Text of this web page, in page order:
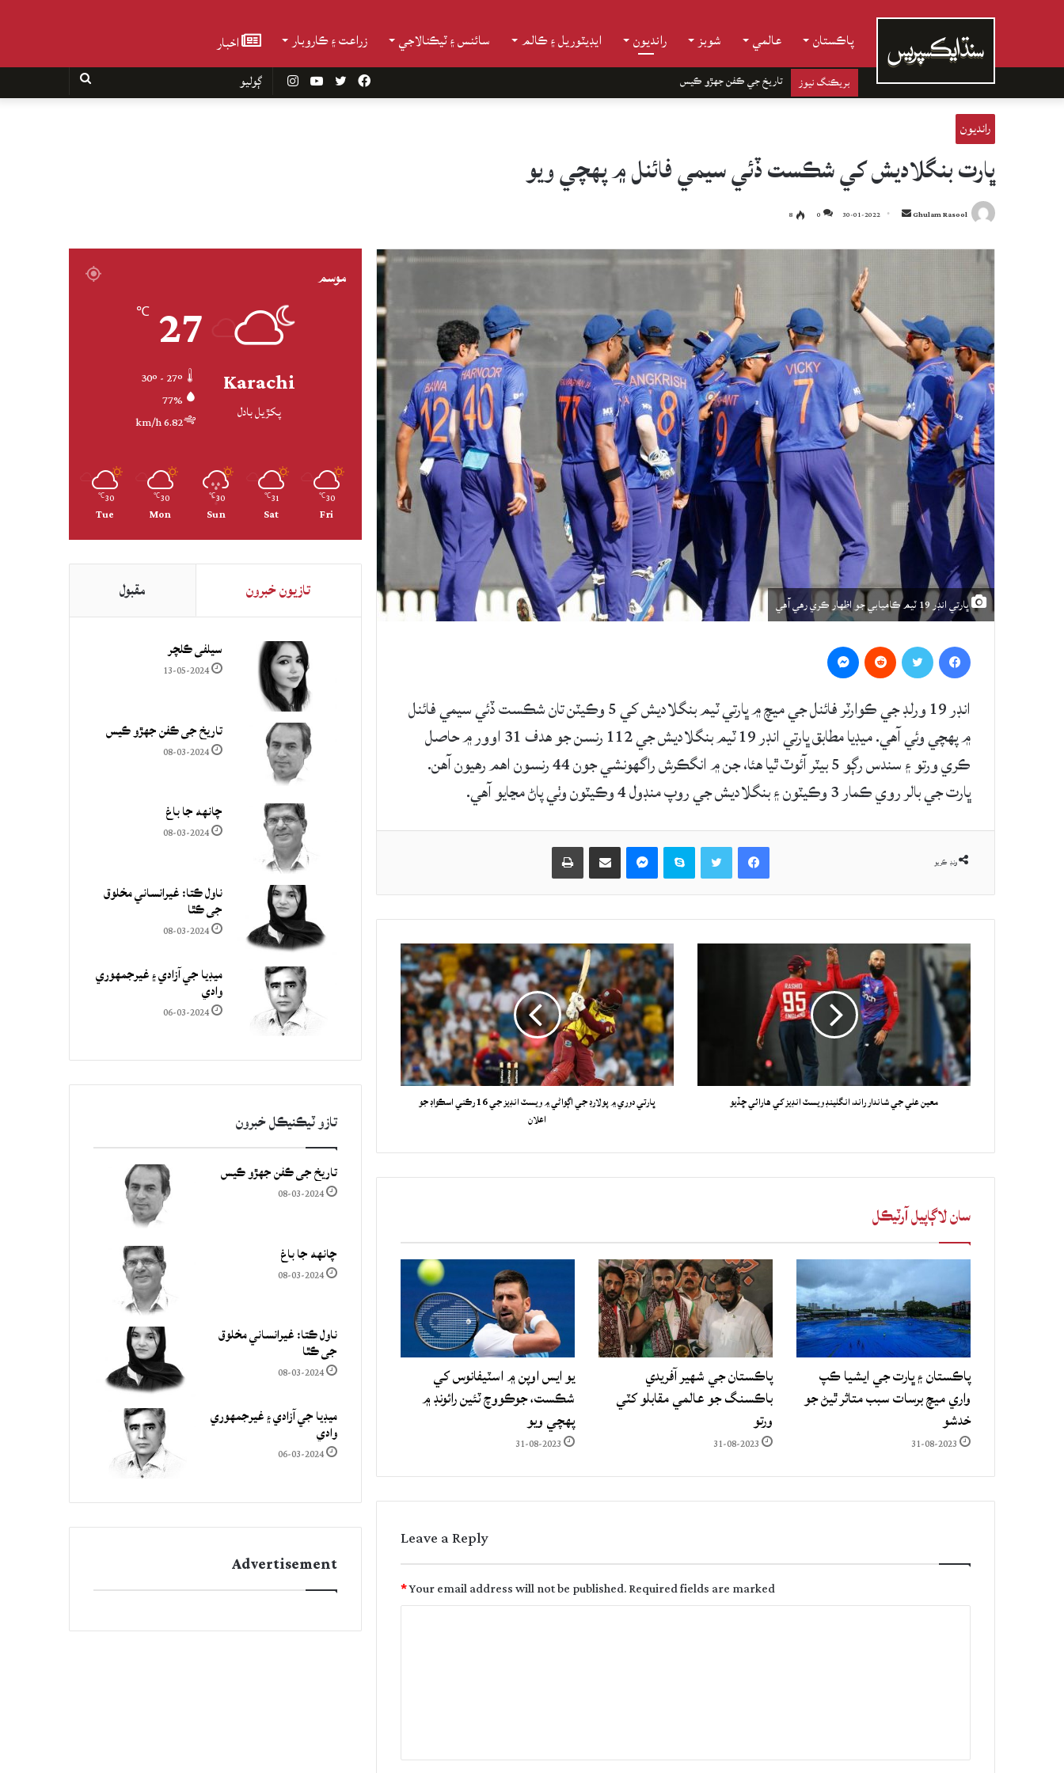
پاڪستان عالمي شوبز رانديون ايڊيٽوريل ۽ ڪالم سائنس ۽ ٽيڪنالاجي زراعت ۽ ڪاروبار اخبار
بريڪنگ نيوز تاريخ جي ڪفن جھڙو ڪيس InstagramYouTube Twitter
Facebook
رانديون
ڀارت بنگلاديش کي شڪست ڏئي سيمي فائنل ۾ پهچي ويو
Ghulam Rasool
Send
email
30-01-2022
0
8
ڀارتي انڊر 19 ٽيم ڪاميابي جو اظهار ڪري رهي آهي
انڊر 19 ورلڊ جي ڪوارٽر فائنل جي ميچ ۾ ڀارتي ٽيم بنگلاديش کي 5 وڪيٽن تان شڪست ڏئي سيمي فائنل
۾ پهچي وئي آهي. ميڊيا مطابق ڀارتي انڊر 19 ٽيم بنگلاديش جي 112 رنسن جو هدف 31 اوور ۾ حاصل
ڪري ورتو ۽ سندس رڳو 5 بيٽر آئوٽ ٿيا هئا، جن ۾ انگڪرش راگهونشي جون 44 رنسون اهم رهيون آهن.
ڀارت جي بالر روي ڪمار 3 وڪيٽون ۽ بنگلاديش جي روپ منڊول 4 وڪيٽون وٺي پاڻ مڃايو آهي.
ونڊ ڪريو
Facebook
Skype حصيداري ڪريو اي ميل ذريعي
معين علي جي شاندار راند، انگلينڊ ويسٽ انڊيز کي هارائي ڇڏيو
ڀارتي دوري ۾ پولارڊ جي اڳواڻي ۾ ويسٽ انڊيز جي 16 رڪني اسڪواڊ جو
اعلان
سان لاڳاپيل آرٽيڪل
پاڪستان ۽ ڀارت جي ايشيا ڪپ
واري ميچ برسات سبب متاثر ٿيڻ جو
خدشو
31-08-2023
پاڪستان جي شهير آفريدي
باڪسنگ جو عالمي مقابلو کٽي
ورتو
31-08-2023
يو ايس اوپن ۾ اسٽيفانوس کي
شڪست، جوڪووچ ٽئين رائونڊ ۾
پهچي ويو
31-08-2023
Leave a Reply
Your email address will not be published.Required fields are marked
*
t
موسم
Karachi
پکڙيل بادل
27
℃
77%
6.82 km/h
30
℃
Fri
31
℃
Sat
30
℃
Sun
30
℃
Mon
30
℃
Tue
تازيون خبرون مقبول
سيلفي ڪلچر
13-05-2024
تاريخ جي ڪفن جھڙو ڪيس
08-03-2024
چانهه جا باغ
08-03-2024
ناول ڪتا: غيرانساني مخلوق
جي ڪٿا
08-03-2024
ميڊيا جي آزادي ۽ غيرجمھوري
وادي
06-03-2024
تازو ٽيڪنيڪل خبرون
تاريخ جي ڪفن جھڙو ڪيس
08-03-2024
چانهه جا باغ
08-03-2024
ناول ڪتا: غيرانساني مخلوق
جي ڪٿا
08-03-2024
ميڊيا جي آزادي ۽ غيرجمھوري
وادي
06-03-2024
Advertisement